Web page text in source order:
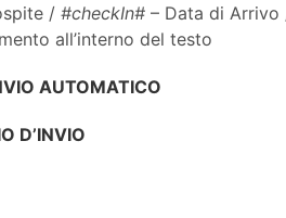
/#checkIn# – Data di
all’interno del testo
AUTOMATICO
D’INVIO